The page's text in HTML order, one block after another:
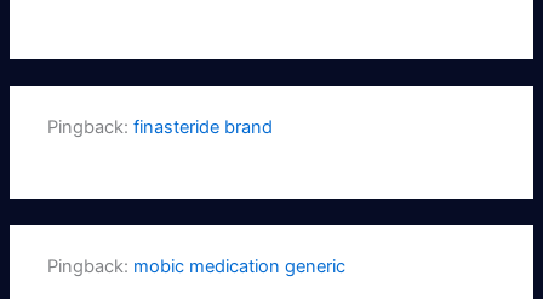
Pingback:finasteride brand
Pingback: mobic medication generic